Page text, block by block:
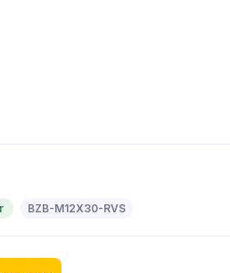
BZB-M12X30-RVS